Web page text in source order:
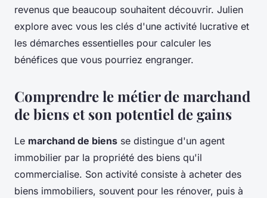
revenus que beaucoup souhaitent découvrir. Julien
explore avec vous les clés d'une activité lucrative et
les démarches essentielles pour calculer les
bénéfices que vous pourriez engranger.
Comprendre le métier de marchand
de biens et son potentiel de gains
Le marchand de biens se distingue d'un agent
immobilier par la propriété des biens qu'il
commercialise. Son activité consiste à acheter des
biens immobiliers, souvent pour les rénover, puis à